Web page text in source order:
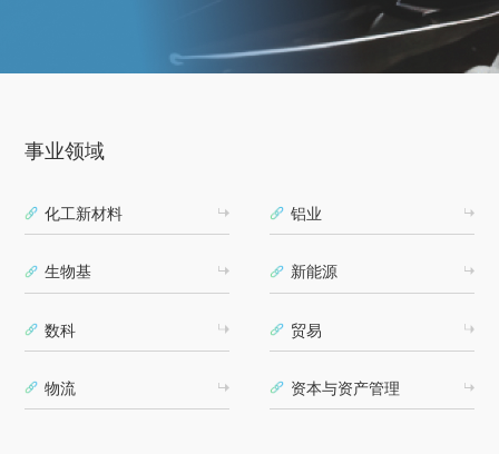
事业领域
化工新材料 铝业
生物基 新能源
数科 贸易
物流 资本与资产管理